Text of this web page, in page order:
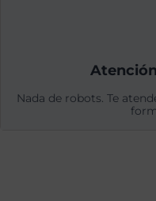
Nada de robots. Te